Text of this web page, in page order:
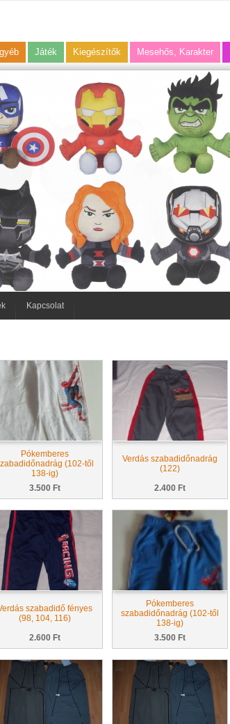
Játék Kiegészítők Mesehős, Karakter
Kapcsolat
Pókemberes
(102-től
138-ig)
3.500 Ft
Verdás szabadidőnadrág
(122)
2.400 Ft
szabadidő fényes
(98, 104, 116)
2.600 Ft
Pókemberes
szabadidőnadrág (102-től
138-ig)
3.500 Ft